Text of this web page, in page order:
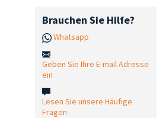
Brauchen Sie Hilfe?
Whatsapp
Geben Sie Ihre E-mail Adresse
ein
Lesen Sie unsere Häufige
Fragen